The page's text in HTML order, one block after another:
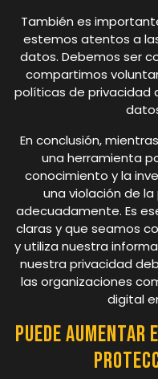
También es
estemos atentos a
datos. Debemos ser
compartimos
políticas de privacidad
En conclusión,
una herramienta
conocimiento y la
una violación de
adecuadamente. Es
claras y que seamos
y utiliza nuestra
nuestra privacidad
las organizaciones
digital
Puede aumentar